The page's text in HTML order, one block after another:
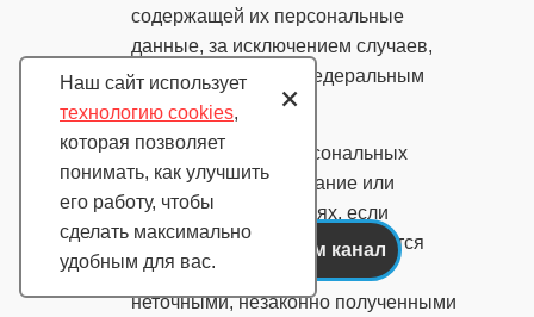
содержащей их персональные
данные, за исключением случаев,
предусмотренных федеральным
законом;
на уточнение их персональных
данных, их блокирование или
уничтожение в случаях, если
персональные данные являются
неполными, устаревшими,
неточными, незаконно полученными
+
Наш сайт использует
технологию cookies,
которая позволяет
понимать, как улучшить
его работу, чтобы
сделать максимально
удобным для вас.